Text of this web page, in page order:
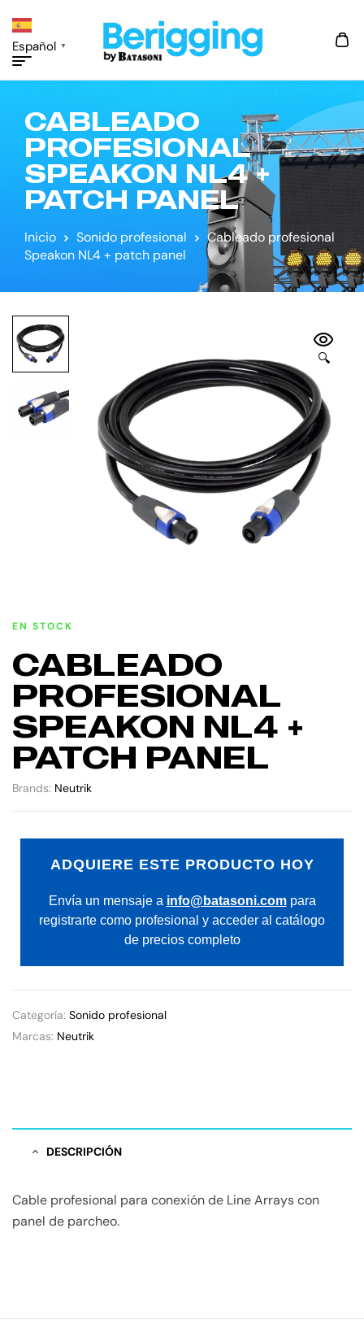
Español ▼
CABLEADO
PROFESIONAL
SPEAKON NL4 +
PATCH PANEL
Inicio Sonido profesional
Cableado profesional
Speakon NL4 + patch panel
🔍
EN STOCK
CABLEADO
PROFESIONAL
SPEAKON NL4 +
PATCH PANEL
Brands: Neutrik
ADQUIERE ESTE PRODUCTO HOY
Envía un mensaje a info@batasoni.compara
registrarte como profesional y acceder al catálogo
de precios completo
Categoría: Sonido profesional
Marcas: Neutrik
DESCRIPCIÓN
Cable profesional para conexión de Line Arrays con
panel de parcheo.